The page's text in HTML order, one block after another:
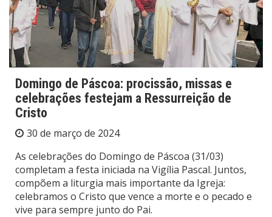
Domingo de Páscoa: procissão, missas e
celebrações festejam a Ressurreição de
Cristo
30 de março de 2024
As celebrações do Domingo de Páscoa (31/03)
completam a festa iniciada na Vigília Pascal. Juntos,
compõem a liturgia mais importante da Igreja:
celebramos o Cristo que vence a morte e o pecado e
vive para sempre junto do Pai.